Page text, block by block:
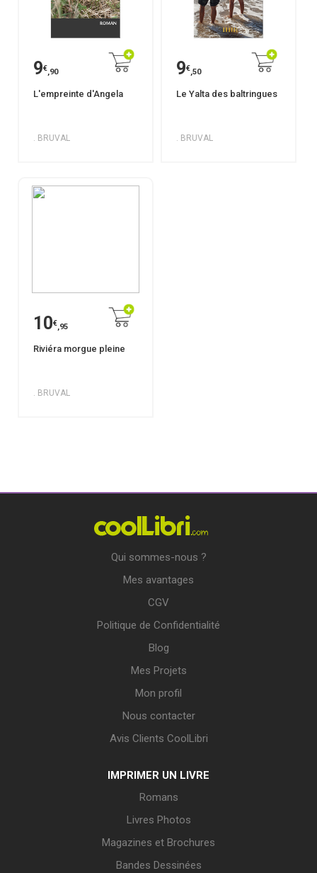
9€,90
L'empreinte d'Angela
. BRUVAL
9€,50
Le Yalta des baltringues
. BRUVAL
10€,95
Riviéra morgue pleine
. BRUVAL
Qui sommes-nous ?
Mes avantages
CGV
Politique de Confidentialité
Blog
Mes Projets
Mon profil
Nous contacter
Avis Clients CoolLibri
IMPRIMER UN LIVRE
Romans
Livres Photos
Magazines et Brochures
Bandes Dessinées